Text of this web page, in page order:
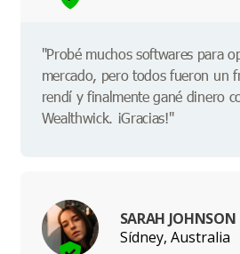
"Probé muchos softwares para
mercado, pero todos fueron un
rendí y finalmente gané dinero
Wealthwick. ¡Gracias!"
SARAH JOHNSON
Sídney, Australia